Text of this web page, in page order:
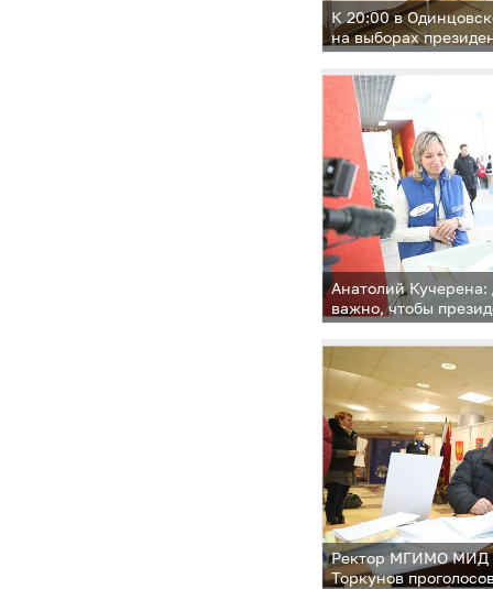
К 20:00 в
на выборах
Федерации
Анатолий
важно, чтобы
кандидат
Ректор МГИМО МИД
Торкунов